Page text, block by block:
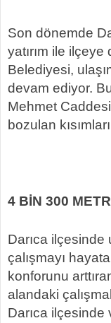
Son dönemde
yatırım ile
Belediyesi,
devam ediyor.
Mehmet
bozulan
4 BİN 300
Darıca ilçesinde
çalışmayı
konforunu
alandaki
Darıca ilçesinde